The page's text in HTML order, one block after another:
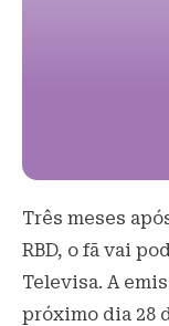
Três meses
RBD, o fã vai
Televisa. A
próximo dia 28